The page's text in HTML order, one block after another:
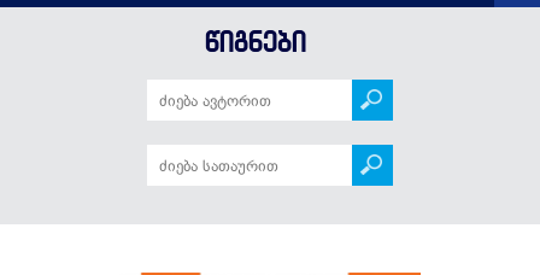
ᲬᲘᲒᲜᲔᲑᲘ